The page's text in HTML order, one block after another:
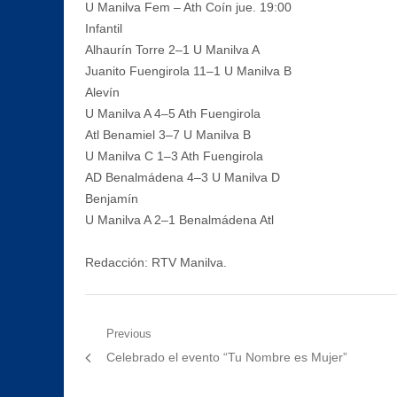
U Manilva Fem – Ath Coín jue. 19:00
Infantil
Alhaurín Torre 2–1 U Manilva A
Juanito Fuengirola 11–1 U Manilva B
Alevín
U Manilva A 4–5 Ath Fuengirola
Atl Benamiel 3–7 U Manilva B
U Manilva C 1–3 Ath Fuengirola
AD Benalmádena 4–3 U Manilva D
Benjamín
U Manilva A 2–1 Benalmádena Atl
Redacción: RTV Manilva.
Navegación
de
Previous
Previous
Celebrado el evento “Tu Nombre es Mujer”